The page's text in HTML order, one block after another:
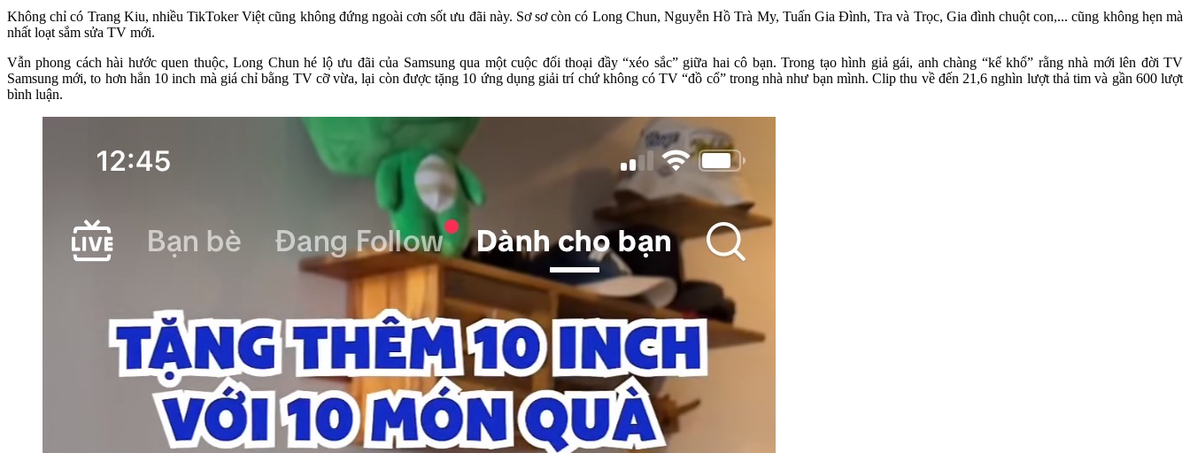
Không chỉ có Trang Kiu, nhiều TikToker Việt cũng không đứng ngoài cơn sốt ưu đãi này. Sơ sơ còn có Long Chun, Nguyễn Hồ Trà My, Tuấn Gia Đình, Tra và Trọc, Gia đình chuột con,... cũng không hẹn mà
nhất loạt sắm sửa TV mới.
Vẫn phong cách hài hước quen thuộc, Long Chun hé lộ ưu đãi của Samsung qua một cuộc đối thoại đầy “xéo sắc” giữa hai cô bạn. Trong tạo hình giả gái, anh chàng “kể khổ” rằng nhà mới lên đời TV
Samsung mới, to hơn hẳn 10 inch mà giá chỉ bằng TV cỡ vừa, lại còn được tặng 10 ứng dụng giải trí chứ không có TV “đồ cổ” trong nhà như bạn mình. Clip thu về đến 21,6 nghìn lượt thả tim và gần 600 lượt
bình luận.